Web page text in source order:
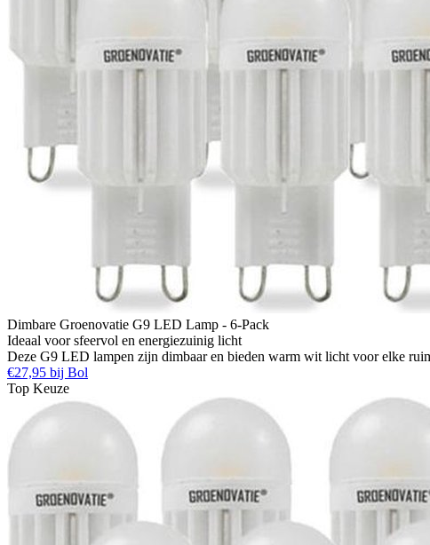
Dimbare Groenovatie G9 LED Lamp - 6-Pack
Ideaal voor sfeervol en energiezuinig licht
Deze G9 LED lampen zijn dimbaar en bieden warm wit licht voor elke
€27,95 bij Bol
Top Keuze